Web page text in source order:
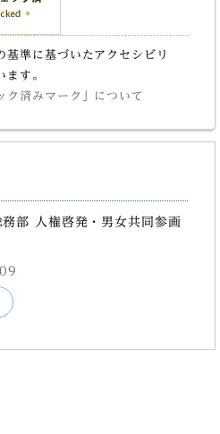
基準に基づいたアクセシビリ
ます。
ク済みマーク」について
部 人権啓発・男女共同参画